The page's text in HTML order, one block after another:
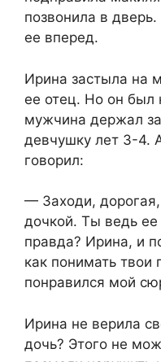
позвонила в
ее вперед.​
​Ирина застыла на
ее отец. Но он был
мужчина держал
девчушку лет 3-4.
говорил:​
​— Заходи, дорогая,
дочкой. Ты ведь
правда? Ирина, и
как понимать твои
понравился мой
​Ирина не верила
дочь? Этого не